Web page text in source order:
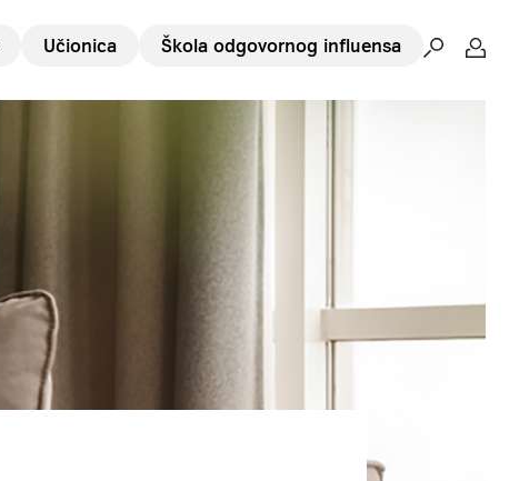
Učionica Škola odgovornog influensa